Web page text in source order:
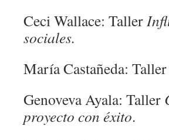
Ceci Wallace: Taller
sociales.
María Castañeda: Taller
Genoveva Ayala: Taller
proyecto con éxito.